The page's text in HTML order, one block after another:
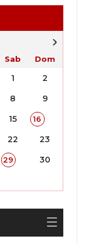
Sab Dom
1
2
8
9
15 16
22
23
29
30